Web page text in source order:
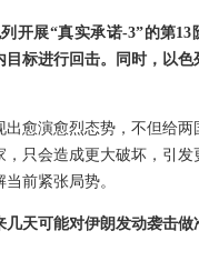
开展“真实承诺-3”的第
标进行回击。同时，以
愈演愈烈态势，不但给
只会造成更大破坏，引
前紧张局势。
天可能对伊朗发动袭击